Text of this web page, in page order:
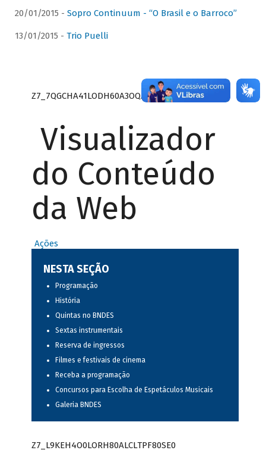
20/01/2015 - Sopro Continuum - “O Brasil e o Barroco”
13/01/2015 - Trio Puelli
Z7_7QGCHA41LODH60A3OQA8RN1415
Visualizador
do Conteúdo
da Web
Ações
NESTA SEÇÃO
Programação
História
Quintas no BNDES
Sextas instrumentais
Reserva de ingressos
Filmes e festivais de cinema
Receba a programação
Concursos para Escolha de Espetáculos Musicais
Galeria BNDES
Z7_L9KEH4O0LORH80ALCLTPF80SE0